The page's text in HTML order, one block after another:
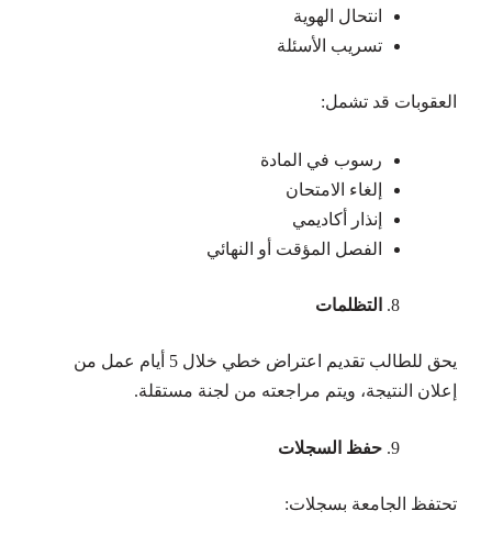
انتحال الهوية
تسريب الأسئلة
العقوبات قد تشمل:
رسوب في المادة
إلغاء الامتحان
إنذار أكاديمي
الفصل المؤقت أو النهائي
التظلمات
يحق للطالب تقديم اعتراض خطي خلال 5 أيام عمل من
إعلان النتيجة، ويتم مراجعته من لجنة مستقلة.
حفظ السجلات
تحتفظ الجامعة بسجلات: